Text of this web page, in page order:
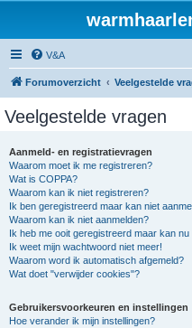
V&A
Forumoverzicht Veelgestelde
Veelgestelde vragen
Aanmeld- en registratievragen
Waarom moet ik me registreren?
Wat is COPPA?
Waarom kan ik niet registreren?
Ik ben geregistreerd maar kan niet
Waarom kan ik niet aanmelden?
Ik heb me ooit geregistreerd maar kan
Ik weet mijn wachtwoord niet meer!
Waarom word ik automatisch afgemeld?
Wat doet "verwijder cookies"?
Gebruikersvoorkeuren en instellingen
Hoe verander ik mijn instellingen?